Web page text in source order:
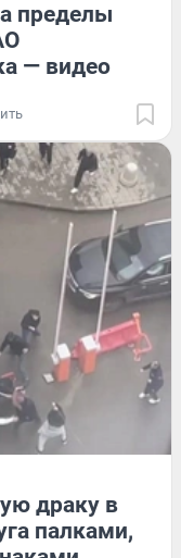
пределы
— видео
драку в
палками,